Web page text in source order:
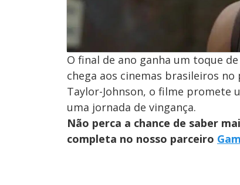
O final de ano ganha um toque
chega aos cinemas brasileiros
Taylor-Johnson, o filme promete
uma jornada de vingança.
Não perca a chance de saber
completa no nosso parceiro